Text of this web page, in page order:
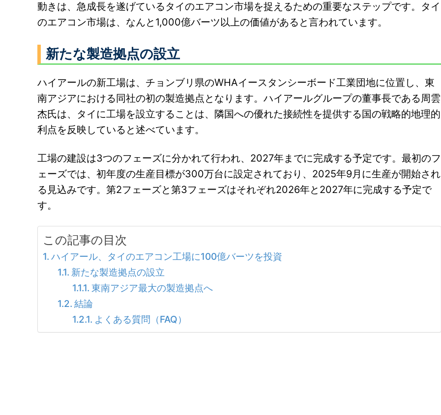
動きは、急成長を遂げているタイのエアコン市場を捉えるための重要なステップです。タイ
のエアコン市場は、なんと1,000億バーツ以上の価値があると言われています。
新たな製造拠点の設立
ハイアールの新工場は、チョンブリ県のWHAイースタンシーボード工業団地に位置し、東
南アジアにおける同社の初の製造拠点となります。ハイアールグループの董事長である周雲
杰氏は、タイに工場を設立することは、隣国への優れた接続性を提供する国の戦略的地理的
利点を反映していると述べています。
工場の建設は3つのフェーズに分かれて行われ、2027年までに完成する予定です。最初のフ
ェーズでは、初年度の生産目標が300万台に設定されており、2025年9月に生産が開始され
る見込みです。第2フェーズと第3フェーズはそれぞれ2026年と2027年に完成する予定で
す。
この記事の目次
ハイアール、タイのエアコン工場に100億バーツを投資
新たな製造拠点の設立
東南アジア最大の製造拠点へ
結論
よくある質問（FAQ）